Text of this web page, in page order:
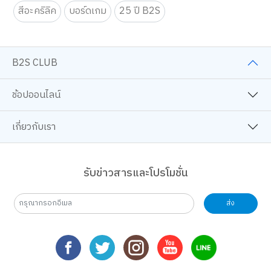
สีอะคริลิค
บอร์ดเกม 25 ปี B2S
B2S CLUB
ช้อปออนไลน์
เกี่ยวกับเรา
รับข่าวสารและโปรโมชั่น
ส่ง